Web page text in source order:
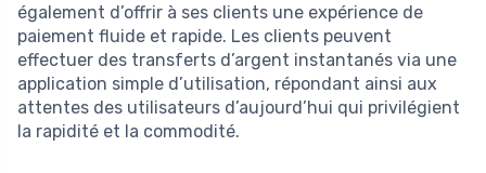
également d’offrir à ses clients une expérience de
paiement fluide et rapide. Les clients peuvent
effectuer des transferts d’argent instantanés via une
application simple d’utilisation, répondant ainsi aux
attentes des utilisateurs d’aujourd’hui qui privilégient
la rapidité et la commodité.